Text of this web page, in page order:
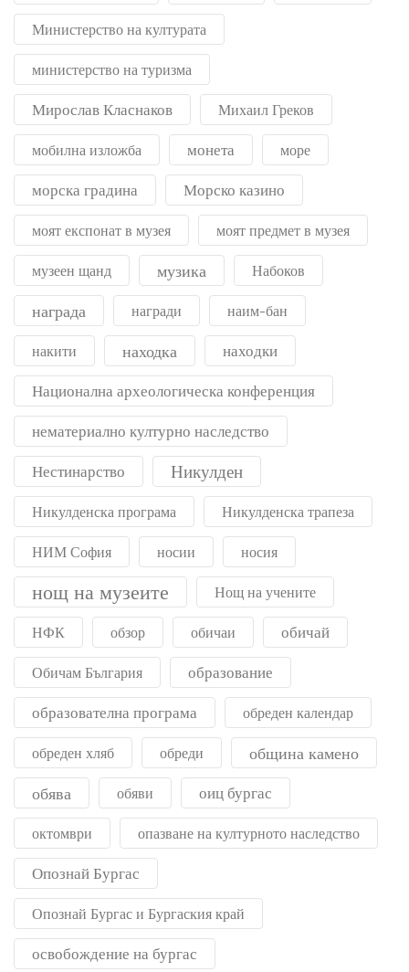
Министерство на културата
министерство на туризма
Мирослав Класнаков Михаил Греков
мобилна изложба монета море
морска градина Морско казино
моят експонат в музея моят предмет в музея
музеен щанд музика Набоков
награда награди наим-бан
накити находка находки
Национална археологическа конференция
нематериално културно наследство
Нестинарство Никулден
Никулденска програма Никулденска трапеза
НИМ София носии носия
нощ на музеите Нощ на учените
НФК обзор обичаи обичай
Обичам България образование
образователна програма обреден календар
обреден хляб обреди
община камено
обява
обяви оиц бургас
октомври опазване на културното наследство
Опознай Бургас
Опознай Бургас и Бургаския край
освобождение на бургас